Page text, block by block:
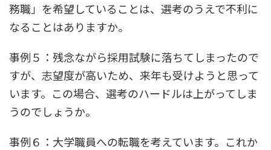
務職」を希望していることは、選考のうえで不利に
なることはありますか。
事例５：残念ながら採用試験に落ちてしまったので
すが、志望度が高いため、来年も受けようと思って
います。この場合、選考のハードルは上がってしま
うのでしょうか。
事例６：大学職員への転職を考えています。これか